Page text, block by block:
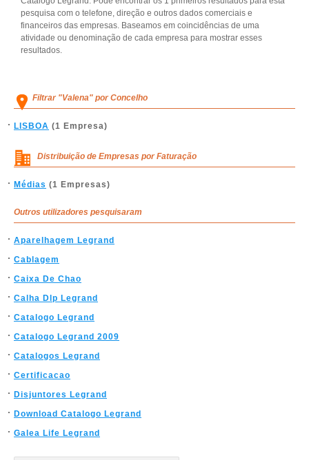
pesquisa com o telefone, direção e outros dados comerciais e
financeiros das empresas. Baseamos em coincidências de uma
atividade ou denominação de cada empresa para mostrar esses
resultados.
Filtrar "Valena" por Concelho
LISBOA (1 Empresa)
Distribuição de Empresas por Faturação
Médias (1 Empresas)
Outros utilizadores pesquisaram
Aparelhagem Legrand
Cablagem
Caixa De Chao
Calha Dlp Legrand
Catalogo Legrand
Catalogo Legrand 2009
Catalogos Legrand
Certificacao
Disjuntores Legrand
Download Catalogo Legrand
Galea Life Legrand